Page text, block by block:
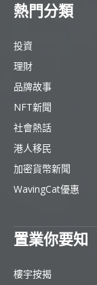
熱門分類
投資
理財
品牌故事
NFT新聞
社會熱話
港人移民
加密貨幣新聞
WavingCat優惠
置業你要知
樓宇按揭